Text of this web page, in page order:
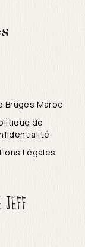
Bruges Maroc
de
Légales